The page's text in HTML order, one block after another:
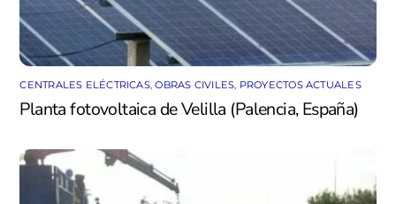
CENTRALES ELÉCTRICAS,OBRAS CIVILES PROYECTOS ACTUALES
Planta fotovoltaica de Velilla (Palencia, España)